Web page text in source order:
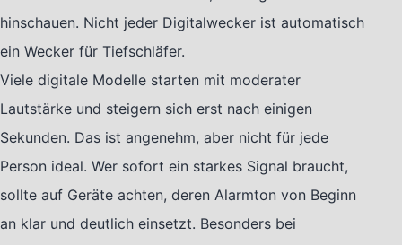
hinschauen. Nicht jeder Digitalwecker ist automatisch
ein Wecker für Tiefschläfer.
Viele digitale Modelle starten mit moderater
Lautstärke und steigern sich erst nach einigen
Sekunden. Das ist angenehm, aber nicht für jede
Person ideal. Wer sofort ein starkes Signal braucht,
sollte auf Geräte achten, deren Alarmton von Beginn
an klar und deutlich einsetzt. Besonders bei